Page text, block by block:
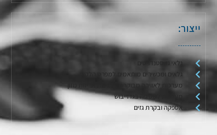
ייצור:
גלאי גז סטנדרטים
גלאים ומכשירים מותאמים למפרט הלקוח
מערכות לאווירה מבוקרת / דגימת אריזות מזון
מערכות לשטיפה בגז וייבוש
אספקה ובקרת גזים